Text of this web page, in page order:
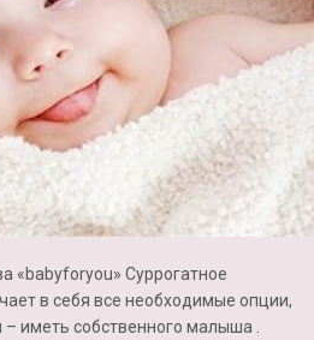
«babyforyou» Суррогатное
в себя все необходимые опции,
иметь собственного малыша .